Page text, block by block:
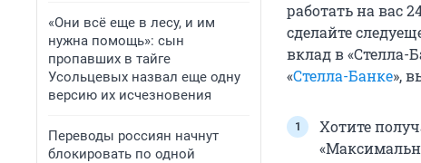
«Они всё еще в лесу, и им
нужна помощь»: сын
пропавших в тайге
Усольцевых назвал еще одну
версию их исчезновения
Переводы россиян начнут
блокировать по одной
работать на вас
сделайте
вклад в
«Стелла-Банке»,
Хотите